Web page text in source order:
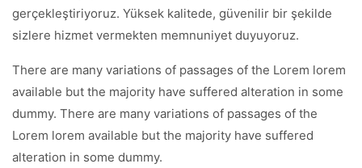
gerçekleştiriyoruz. Yüksek kalitede, güvenilir bir şekilde
sizlere hizmet vermekten memnuniyet duyuyoruz.
There are many variations of passages of the Lorem lorem
available but the majority have suffered alteration in some
dummy. There are many variations of passages of the
Lorem lorem available but the majority have suffered
alteration in some dummy.